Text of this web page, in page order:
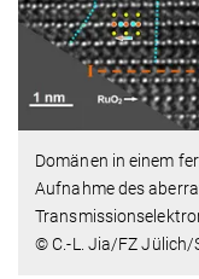
Domänen in einem
Aufnahme des
© C.-L. Jia/FZ Jülich/